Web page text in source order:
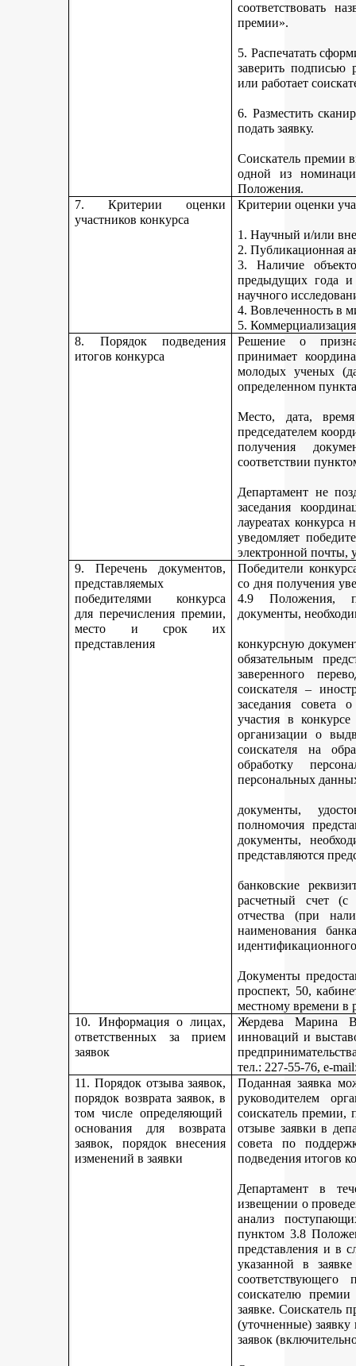
соответствовать
премии».
5. Распечатать
заверить подписью
или работает
6. Разместить
подать заявку.
Соискатель премии
одной из
Положения.
7. Критерии оценки
участников конкурса
Критерии оценки
1. Научный и/или
2. Публикационная
3. Наличие
предыдущих года
научного
4. Вовлеченность в
5.
8. Порядок подведения
итогов конкурса
Решение о
принимает
молодых ученых
определенном
Место, дата, время
председателем
получения
соответствии
Департамент не
заседания
лауреатах
уведомляет
электронной почты,
9. Перечень документов,
представляемых
победителями конкурса
для перечисления премии,
место и срок их
представления
Победители
со дня получения
4.9 Положения,
документы,
конкурсную
обязательным
заверенного
соискателя –
заседания совета
участия в
организации о
соискателя на
обработку
персональных
документы,
полномочия
документы,
представляются
банковские
расчетный счет (с
отчества (при
наименования
Документы
проспект, 50,
местному времени в
10. Информация о лицах,
ответственных за прием
заявок
Жердева Марина
инноваций и
тел.: 227-55-76, e-
11. Порядок отзыва заявок,
порядок возврата заявок, в
том числе определяющий
основания для возврата
заявок, порядок внесения
изменений в заявки
Поданная заявка
руководителем
соискатель премии,
отзыве заявки в
совета по
подведения итогов
Департамент в
извещении о
анализ
пунктом 3.8
представления и в
указанной в
соответствующего
соискателю
заявке. Соискатель
(уточненные)
заявок